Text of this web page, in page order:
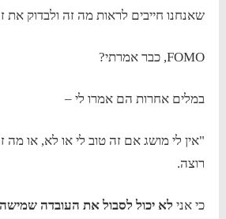
שאנחנו חייבים לראות מה זה ולבדוק את
FOMO, כבר אמרתי?
במלים אחרות הם אמרו לי –
"אין לי מושג אם זה טוב לי או לא, או מה
רוצה.
כי אני לא יכול לסבול את העובדה